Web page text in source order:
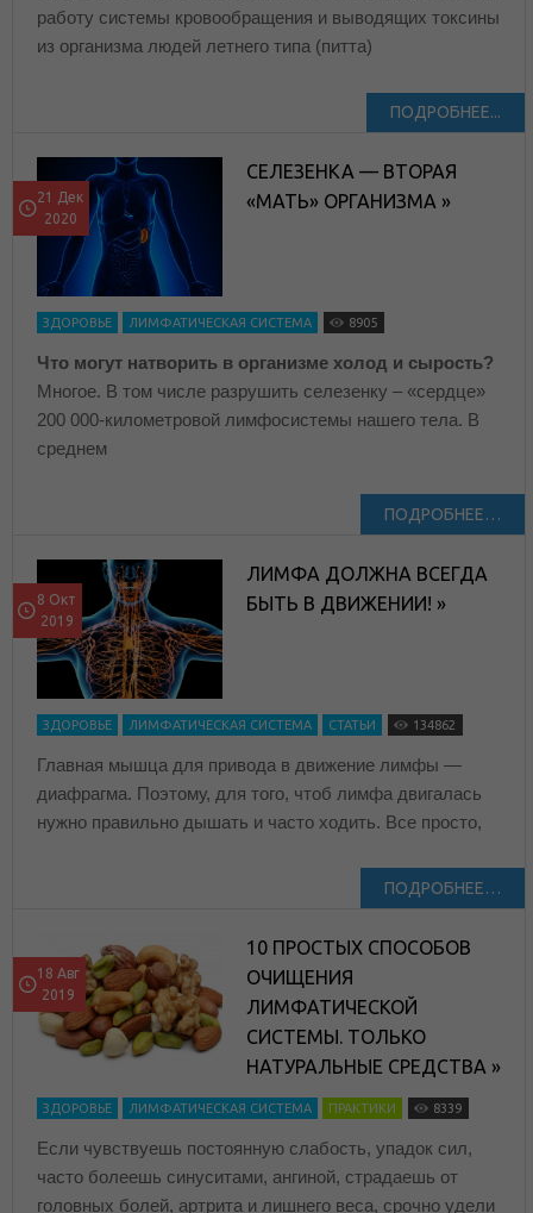
работу системы кровообращения и выводящих токсины
из организма людей летнего типа (питта)
ПОДРОБНЕЕ...
21 Дек
2020
СЕЛЕЗЕНКА — ВТОРАЯ
«МАТЬ» ОРГАНИЗМА »
ЗДОРОВЬЕ ЛИМФАТИЧЕСКАЯ СИСТЕМА 8905
Что могут натворить в организме холод и сырость?
Многое. В том числе разрушить селезенку – «сердце»
200 000-километровой лимфосистемы нашего тела. В
среднем
ПОДРОБНЕЕ…
8 Окт
2019
ЛИМФА ДОЛЖНА ВСЕГДА
БЫТЬ В ДВИЖЕНИИ! »
ЗДОРОВЬЕ ЛИМФАТИЧЕСКАЯ СИСТЕМА СТАТЬИ 134862
Главная мышца для привода в движение лимфы —
диафрагма. Поэтому, для того, чтоб лимфа двигалась
нужно правильно дышать и часто ходить. Все просто,
ПОДРОБНЕЕ…
18 Авг
2019
10 ПРОСТЫХ СПОСОБОВ
ОЧИЩЕНИЯ
ЛИМФАТИЧЕСКОЙ
СИСТЕМЫ. ТОЛЬКО
НАТУРАЛЬНЫЕ СРЕДСТВА »
ЗДОРОВЬЕ ЛИМФАТИЧЕСКАЯ СИСТЕМА ПРАКТИКИ 8339
Если чувствуешь постоянную слабость, упадок сил,
часто болеешь синуситами, ангиной, страдаешь от
головных болей, артрита и лишнего веса, срочно удели